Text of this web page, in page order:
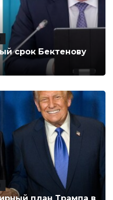
срок Бектенову